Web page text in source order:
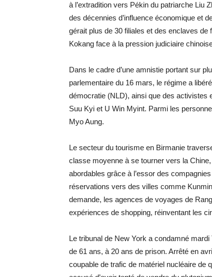
à l’extradition vers Pékin du patriarche Liu
des décennies d’influence économique et
gérait plus de 30 filiales et des enclaves
Kokang face à la pression judiciaire
Dans le cadre d’une amnistie portant sur
parlementaire du 16 mars, le régime a
démocratie (NLD), ainsi que des activistes
Suu Kyi et U Win Myint. Parmi les
Myo Aung.
Le secteur du tourisme en Birmanie
classe moyenne à se tourner vers la
abordables grâce à l’essor des
réservations vers des villes comme
demande, les agences de voyages de
expériences de shopping, réinventant les
Le tribunal de New York a condamné
de 61 ans, à 20 ans de prison. Arrêté en
coupable de trafic de matériel nucléaire de